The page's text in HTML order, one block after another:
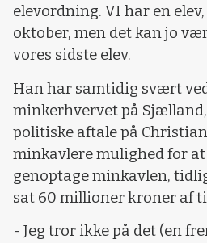
elevordning. VI har en
oktober, men det kan jo
vores sidste elev.
Han har samtidig svært
minkerhvervet på
politiske aftale på
minkavlere mulighed for at
genoptage minkavlen,
sat 60 millioner kroner af
- Jeg tror ikke på det (en